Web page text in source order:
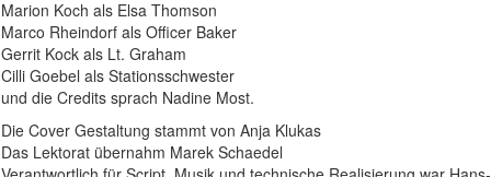
Marion Koch als Elsa Thomson
Marco Rheindorf als Officer Baker
Gerrit Kock als Lt. Graham
Cilli Goebel als Stationsschwester
und die Credits sprach Nadine Most.
Die Cover Gestaltung stammt von Anja Klukas
Das Lektorat übernahm Marek Schaedel